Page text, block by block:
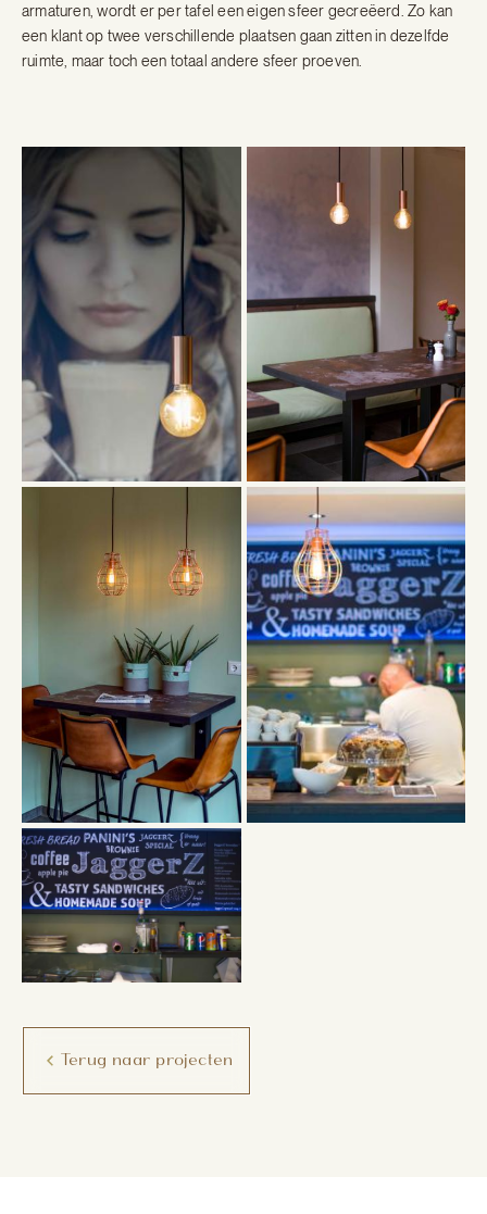
armaturen, wordt er per tafel een eigen sfeer gecreëerd. Zo kan
een klant op twee verschillende plaatsen gaan zitten in dezelfde
ruimte, maar toch een totaal andere sfeer proeven.
Terug naar projecten